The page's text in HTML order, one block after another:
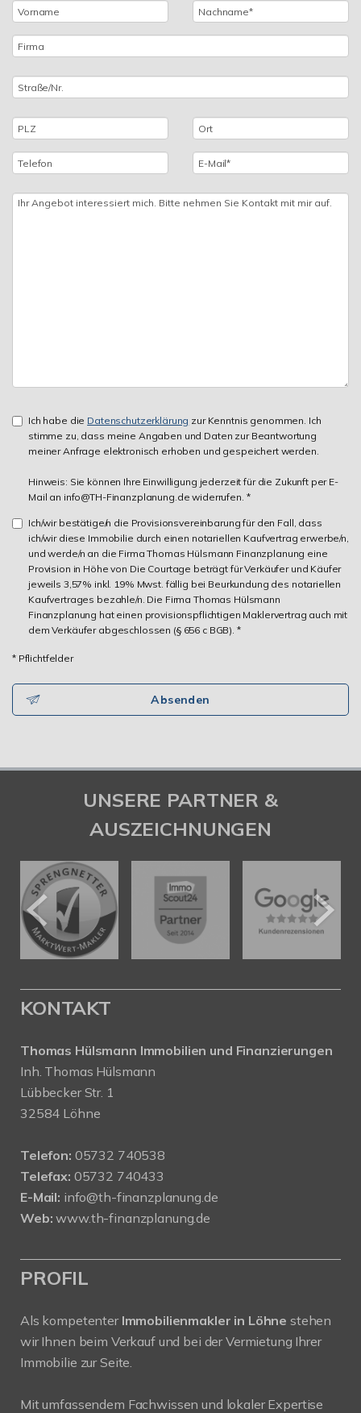
Ich habe die Datenschutzerklärung zur Kenntnis genommen. Ich
stimme zu, dass meine Angaben und Daten zur Beantwortung
meiner Anfrage elektronisch erhoben und gespeichert werden.
Hinweis: Sie können Ihre Einwilligung jederzeit für die Zukunft per E-
Mail an info@TH-Finanzplanung.de widerrufen. *
Ich/wir bestätige/n die Provisionsvereinbarung für den Fall, dass
ich/wir diese Immobilie durch einen notariellen Kaufvertrag erwerbe/n,
und werde/n an die Firma Thomas Hülsmann Finanzplanung eine
Provision in Höhe von Die Courtage beträgt für Verkäufer und Käufer
jeweils 3,57% inkl. 19% Mwst. fällig bei Beurkundung des notariellen
Kaufvertrages bezahle/n. Die Firma Thomas Hülsmann
Finanzplanung hat einen provisionspflichtigen Maklervertrag auch mit
dem Verkäufer abgeschlossen (§ 656 c BGB). *
* Pflichtfelder
Absenden
UNSERE PARTNER &
AUSZEICHNUNGEN
KONTAKT
Thomas Hülsmann Immobilien und Finanzierungen
Inh. Thomas Hülsmann
Lübbecker Str. 1
32584 Löhne
Telefon: 05732 740538
Telefax: 05732 740433
E-Mail: info@th-finanzplanung.de
Web: www.th-finanzplanung.de
PROFIL
Als kompetenter Immobilienmakler in Löhne stehen
wir Ihnen beim Verkauf und bei der Vermietung Ihrer
Immobilie zur Seite.
Mit umfassendem Fachwissen und lokaler Expertise